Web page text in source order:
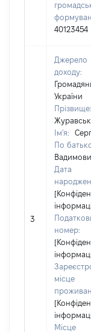
40123454
3
Джерело
доходу:
України
Прізвище:
Ім'я:
По
Дата
номер:
місце
Місце